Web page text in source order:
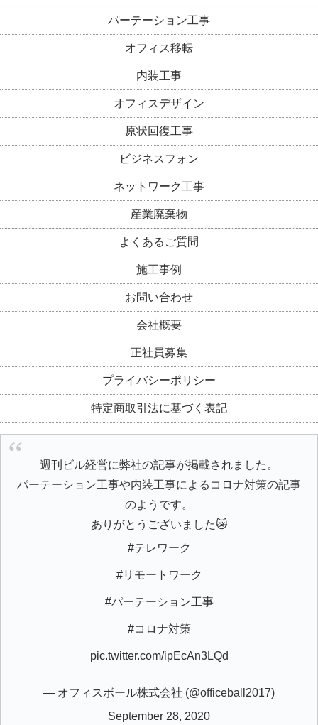
パーテーション工事
オフィス移転
内装工事
オフィスデザイン
原状回復工事
ビジネスフォン
ネットワーク工事
産業廃棄物
よくあるご質問
施工事例
お問い合わせ
会社概要
正社員募集
プライバシーポリシー
特定商取引法に基づく表記
週刊ビル経営に弊社の記事が掲載されました。
パーテーション工事や内装工事によるコロナ対策の記事
のようです。
ありがとうございました😿
#テレワーク
#リモートワーク
#パーテーション工事
#コロナ対策
pic.twitter.com/ipEcAn3LQd
— オフィスボール株式会社 (@officeball2017)
September 28, 2020